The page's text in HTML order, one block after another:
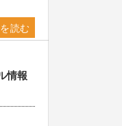
情報
読む